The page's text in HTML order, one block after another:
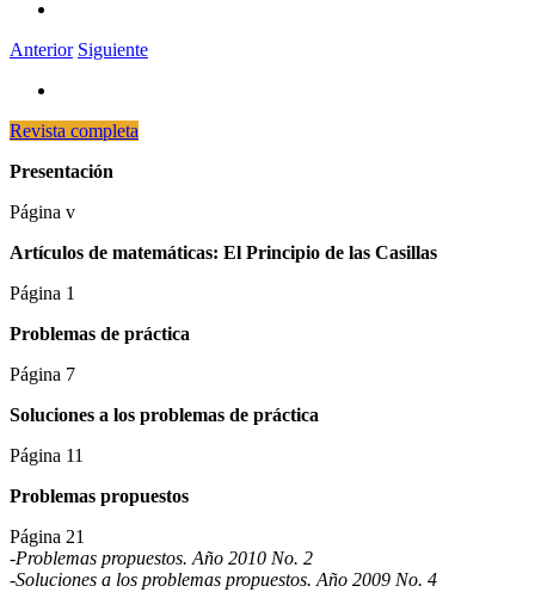
Anterior Siguiente
Revista completa
Presentación
Página v
Artículos de matemáticas: El Principio de las Casillas
Página 1
Problemas de práctica
Página 7
Soluciones a los problemas de práctica
Página 11
Problemas propuestos
Página 21
-Problemas propuestos. Año 2010 No. 2
-Soluciones a los problemas propuestos. Año 2009 No. 4